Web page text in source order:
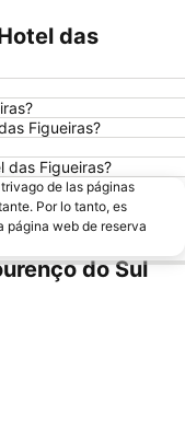
das
Figueiras?
das Figueiras?
de las páginas
Por lo tanto, es
página web de reserva
do Sul